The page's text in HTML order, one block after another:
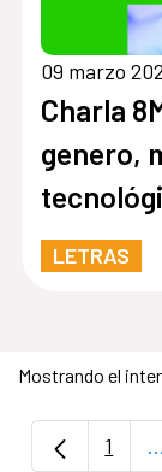
09 marzo
Charla
genero,
LETRAS
Mostrando el
Página
1 ...